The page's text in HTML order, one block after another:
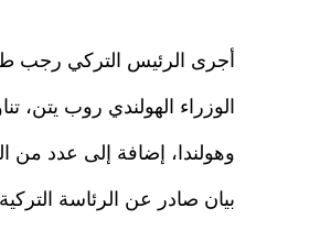
أجرى الرئيس التركي رجب
الوزراء الهولندي روب يتن،
وهولندا، إضافة إلى عدد من
بيان صادر عن الرئاسة